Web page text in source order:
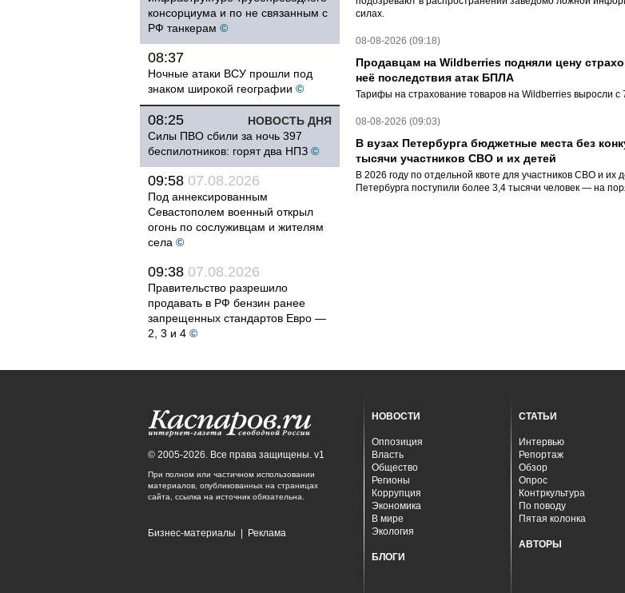
консорциума и по не связанным с
РФ танкерам ©
08:37
Ночные атаки ВСУ прошли под
знаком широкой географии ©
НОВОСТЬ ДНЯ
08:25
Силы ПВО сбили за ночь 397
беспилотников: горят два НПЗ ©
09:58 07.08.2026
Под аннексированным
Севастополем военный открыл
огонь по сослуживцам и жителям
села ©
09:38 07.08.2026
Правительство разрешило
продавать в РФ бензин ранее
запрещенных стандартов Евро —
2, 3 и 4 ©
силах.
08-08-2026 (09:18)
Продавцам на Wildberries подняли цену
неё последствия атак БПЛА
Тарифы на страхование товаров на Wildberries выросли с
08-08-2026 (09:03)
В вузах Петербурга бюджетные места без
тысячи участников СВО и их детей
В 2026 году по отдельной квоте для участников СВО и их
Петербурга поступили более 3,4 тысячи человек — на
© 2005-2026. Все права защищены. v1
При полном или частичном использовании
материалов, опубликованных на страницах
сайта, ссылка на источник обязательна.
Бизнес-материалы Реклама
НОВОСТИ
Оппозиция
Власть
Общество
Регионы
Коррупция
Экономика
В мире
Экология
БЛОГИ
СТАТЬИ
Интервью
Репортаж
Обзор
Опрос
Контркультура
По поводу
Пятая колонка
АВТОРЫ